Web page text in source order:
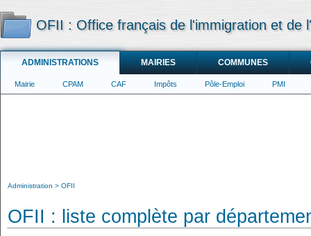
OFII : Office français de l'immigration et de
ADMINISTRATIONS MAIRIES COMMUNES
Mairie CPAM CAF Impôts Pôle-Emploi PMI
Administration OFII
OFII : liste complète par